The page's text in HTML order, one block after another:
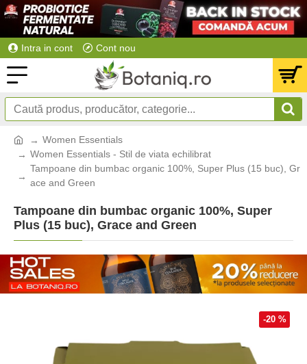
Intra in cont Cont nou
Women Essentials
Women Essentials - Stil de viata echilibrat
Tampoane din bumbac organic 100%, Super Plus (15 buc), Gr
ace and Green
Tampoane din bumbac organic 100%, Super
Plus (15 buc), Grace and Green
-20 %